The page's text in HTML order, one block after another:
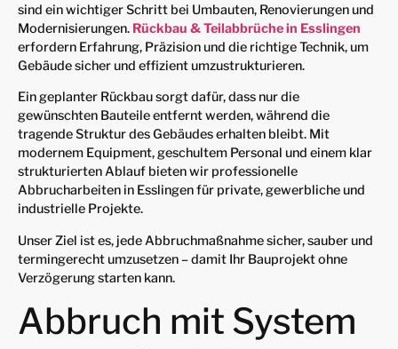
sind ein wichtiger Schritt bei Umbauten, Renovierungen und
Modernisierungen. Rückbau & Teilabbrüche in Esslingen
erfordern Erfahrung, Präzision und die richtige Technik, um
Gebäude sicher und effizient umzustrukturieren.
Ein geplanter Rückbau sorgt dafür, dass nur die
gewünschten Bauteile entfernt werden, während die
tragende Struktur des Gebäudes erhalten bleibt. Mit
modernem Equipment, geschultem Personal und einem klar
strukturierten Ablauf bieten wir professionelle
Abbrucharbeiten in Esslingen für private, gewerbliche und
industrielle Projekte.
Unser Ziel ist es, jede Abbruchmaßnahme sicher, sauber und
termingerecht umzusetzen – damit Ihr Bauprojekt ohne
Verzögerung starten kann.
Abbruch mit System